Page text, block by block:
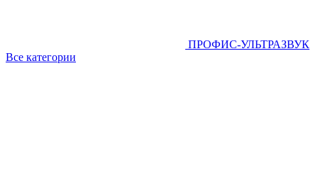
ПРОФИС-УЛЬТРАЗВУК
Все категории